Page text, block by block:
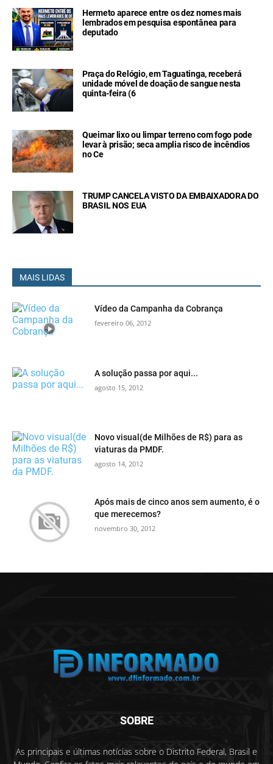
Hermeto aparece entre os dez nomes mais
lembrados em pesquisa espontânea para
deputado
Praça do Relógio, em Taguatinga, receberá
unidade móvel de doação de sangue nesta
quinta-feira (6
Queimar lixo ou limpar terreno com fogo pode
levar à prisão; seca amplia risco de incêndios
no Ce
TRUMP CANCELA VISTO DA EMBAIXADORA DO
BRASIL NOS EUA
MAIS LIDAS
Vídeo da Campanha da Cobrança
fevereiro 06, 2012
A solução passa por aqui...
agosto 15, 2012
Novo visual(de Milhões de R$) para as
viaturas da PMDF.
agosto 14, 2012
Após mais de cinco anos sem aumento, é o
que merecemos?
novembro 30, 2012
SOBRE
As principais e últimas notícias sobre o Distrito Federal, Brasil e